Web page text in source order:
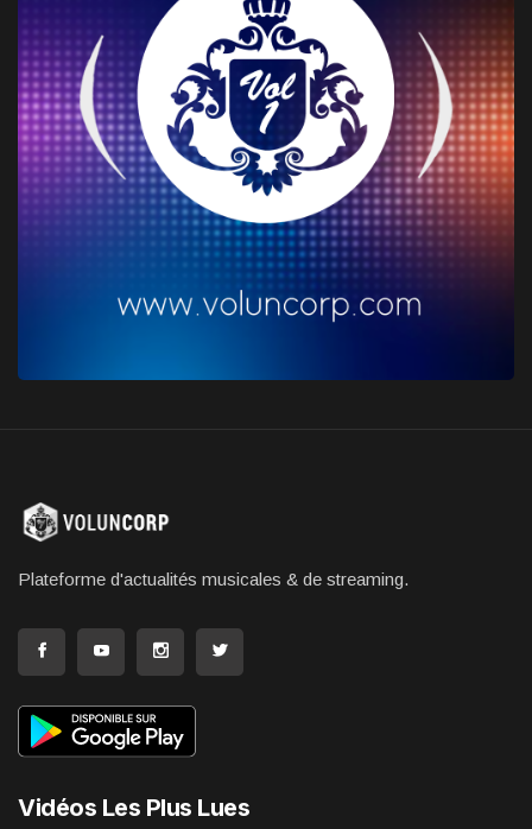
Plateforme d'actualités musicales & de streaming.
Vidéos Les Plus Lues